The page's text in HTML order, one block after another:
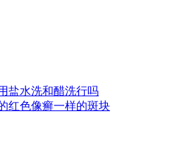
盐水洗和醋洗行吗
红色像癣一样的斑块